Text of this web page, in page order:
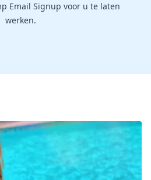
Email Signup voor u te laten
werken.